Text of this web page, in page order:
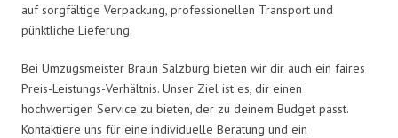
auf sorgfältige Verpackung, professionellen Transport und
pünktliche Lieferung.
Bei Umzugsmeister Braun Salzburg bieten wir dir auch ein faires
Preis-Leistungs-Verhältnis. Unser Ziel ist es, dir einen
hochwertigen Service zu bieten, der zu deinem Budget passt.
Kontaktiere uns für eine individuelle Beratung und ein